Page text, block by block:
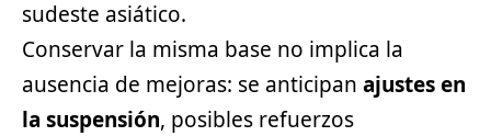
sudeste asiático.
Conservar la misma base no implica la
ausencia de mejoras: se anticipan ajustes en
la suspensión, posibles refuerzos